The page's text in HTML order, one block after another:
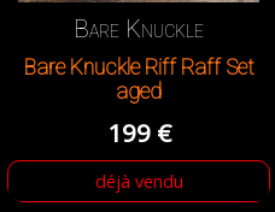
Bare Knuckle
Bare Knuckle Riff Raff Set
aged
199 €
déjà vendu